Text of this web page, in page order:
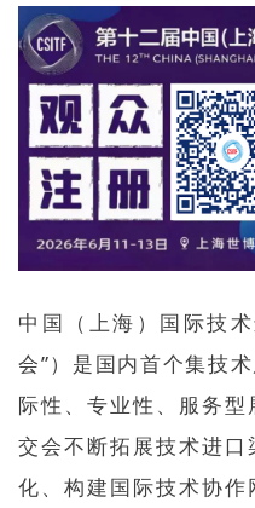
中国（上海）国际技
会”）是国内首个集技
际性、专业性、服务
交会不断拓展技术进
化、构建国际技术协